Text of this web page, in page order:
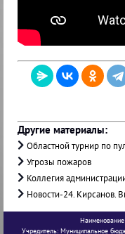
Другие материалы:
Областной турнир по
Угрозы пожаров
Коллегия
Новости-24. Кирсанов.
Наименование
Учредитель: Муниципальное